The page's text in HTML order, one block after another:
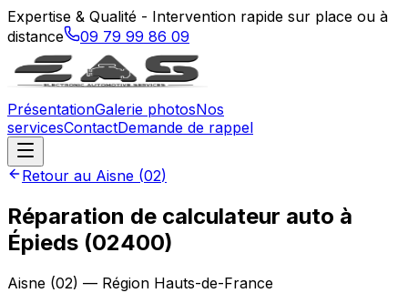
Expertise & Qualité - Intervention rapide sur place ou à
distance
09 79 99 86 09
PrésentationGalerie photosNos
servicesContactDemande de rappel
Retour au Aisne (02)
Réparation de calculateur auto à
Épieds (02400)
Aisne (02) — Région Hauts-de-France